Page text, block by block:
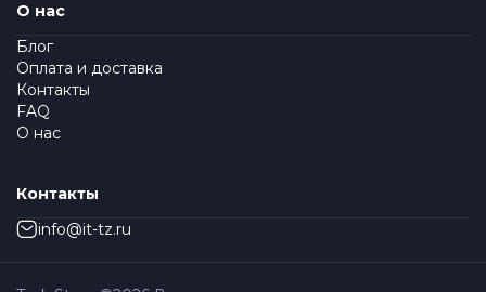
О нас
Блог
Оплата и доставка
Контакты
FAQ
О нас
Контакты
info@it-tz.ru